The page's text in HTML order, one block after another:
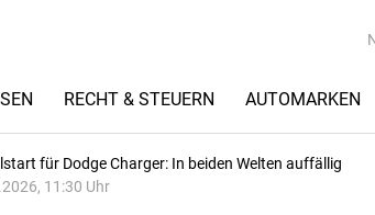
RECHT & STEUERN AUTOMARKEN
für Dodge Charger: In beiden Welten auffällig
11:30 Uhr